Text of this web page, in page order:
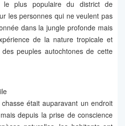
le plus populaire du district de
les personnes qui ne veulent pas
dans la jungle profonde mais
de la nature tropicale et
peuples autochtones de cette
était auparavant un endroit
depuis la prise de conscience